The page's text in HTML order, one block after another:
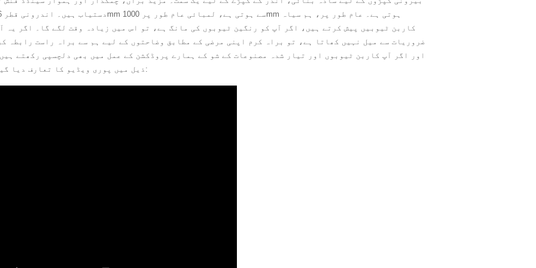
کاربن ٹیوبیں پیش کرتے ہیں، اگر آپ کو رنگین ٹیوبوں کی مانگ ہے، تو اس میں زیادہ وقت لگے گا۔ اگر یہ
ضروریات سے میل نہیں کھاتا ہے، تو براہ کرم اپنی مرضی کے مطابق وضاحتوں کے لیے ہم سے براہ راست رابطہ
اور اگر آپ کاربن ٹیوبوں اور تیار شدہ مصنوعات کے شو کے ہمارے پروڈکشن کے عمل میں بھی دلچسپی رکھتے
ذیل میں پوری ویڈیو کا تعارف دیا گیا ہے: